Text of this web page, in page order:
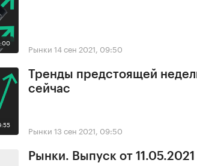
Рынки 14 сен 2021, 09:50
Тренды предстоящей
сейчас
Рынки 13 сен 2021, 09:50
Рынки. Выпуск от 11.05.2021